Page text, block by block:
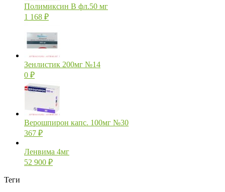
Полимиксин В фл.50 мг
1 168 ₽
Зенлистик 200мг №14
0 ₽
Верошпирон капс. 100мг №30
367 ₽
Ленвима 4мг
52 900 ₽
Теги